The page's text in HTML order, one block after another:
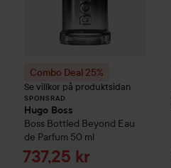
Combo Deal 25%
Se villkor på produktsidan
SPONSRAD
Hugo Boss
Boss Bottled Beyond Eau
de Parfum 50 ml
Reapris
737,25 kr